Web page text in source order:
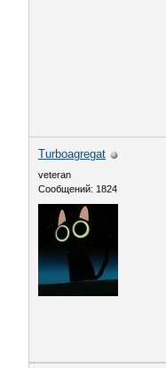
Turboagregat
veteran
Сообщений: 1824